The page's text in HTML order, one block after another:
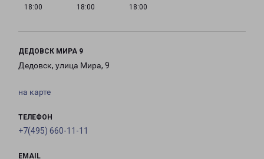
18:00
18:00
18:00
ДЕДОВСК МИРА 9
Дедовск, улица Мира, 9
на карте
ТЕЛЕФОН
+7(495) 660-11-11
EMAIL